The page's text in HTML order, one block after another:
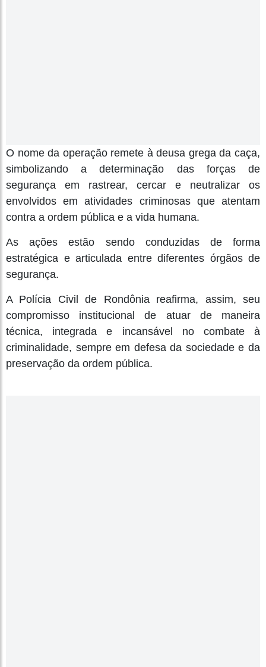
O nome da operação remete à deusa grega da caça,
simbolizando a determinação das forças de
segurança em rastrear, cercar e neutralizar os
envolvidos em atividades criminosas que atentam
contra a ordem pública e a vida humana.
As ações estão sendo conduzidas de forma
estratégica e articulada entre diferentes órgãos de
segurança.
A Polícia Civil de Rondônia reafirma, assim, seu
compromisso institucional de atuar de maneira
técnica, integrada e incansável no combate à
criminalidade, sempre em defesa da sociedade e da
preservação da ordem pública.